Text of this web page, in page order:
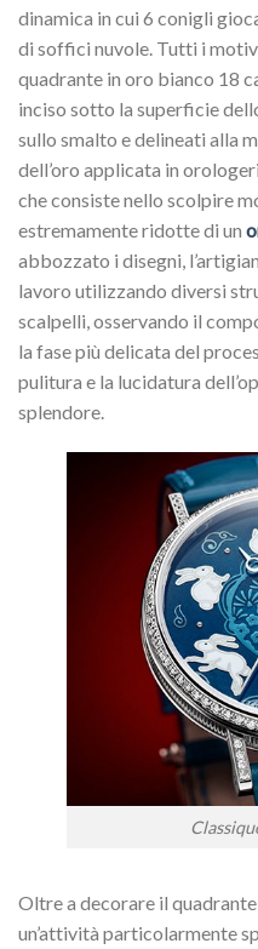
dinamica in cui 6 conigli
di soffici nuvole. Tutti i
quadrante in oro bianco 18
inciso sotto la superficie
sullo smalto e delineati alla
dell’oro applicata in
che consiste nello scolpire
estremamente ridotte di un
abbozzato i disegni,
lavoro utilizzando diversi
scalpelli, osservando il
la fase più delicata del
pulitura e la lucidatura
splendore.
Oltre a decorare il
un’attività particolarmente